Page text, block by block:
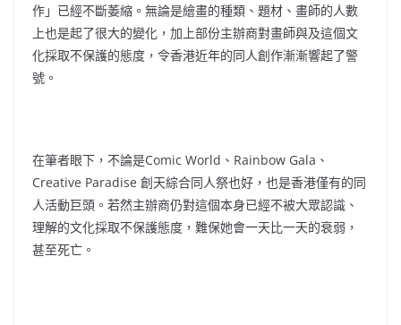
作」已經不斷萎縮。無論是繪畫的種類、題材、畫師的人數
上也是起了很大的變化，加上部份主辦商對畫師與及這個文
化採取不保護的態度，令香港近年的同人創作漸漸響起了警
號。
在筆者眼下，不論是Comic World、Rainbow Gala、
Creative Paradise 創天綜合同人祭也好，也是香港僅有的同
人活動巨頭。若然主辦商仍對這個本身已經不被大眾認識、
理解的文化採取不保護態度，難保她會一天比一天的衰弱，
甚至死亡。